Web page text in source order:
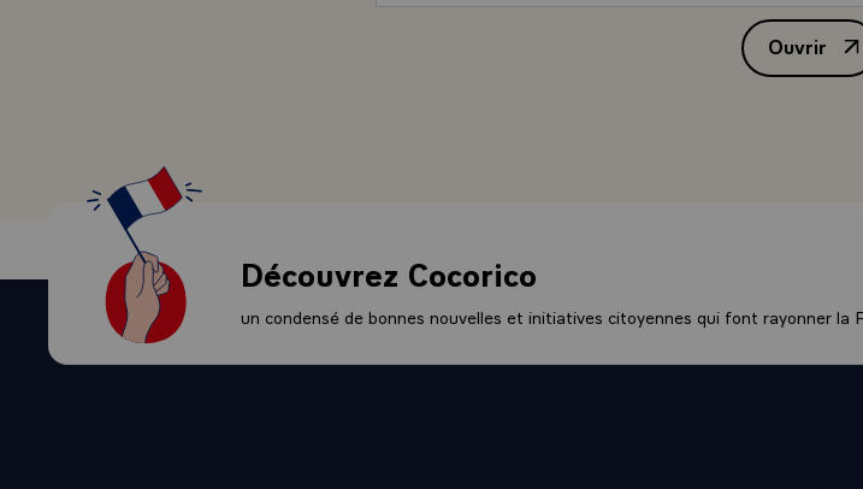
- Solides en-raison de leur identité de vues, nos
parce que fondées sur des -rapports de
notamment dans le domaine de la pêche,
- Vous pouvez être assuré, monsieur
comme auprès de mon gouvernement l'appui et
Ouvrir
Découvrez Cocorico
un condensé de bonnes nouvelles et initiatives citoyennes qui font rayonner la